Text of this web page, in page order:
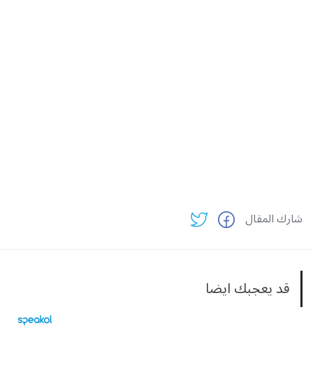
شارك المقال
قد يعجبك ايضا